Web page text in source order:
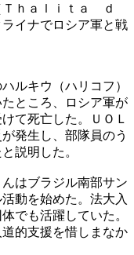
Ｔｈａｌｉｔａ ｄ
イナでロシア軍と戦
ルキウ（ハリコフ）
ところ、ロシア軍が
て死亡した。ＵＯＬ
発生し、部隊員のう
説明した。
はブラジル南部サン
動を始めた。法大入
でも活躍していた。
的支援を惜しまなか